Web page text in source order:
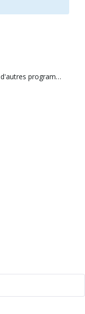
Utiliser les données de SketchUp avec d'autres programmes ou outils de modélisation